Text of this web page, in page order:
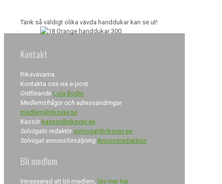
Tänk så väldigt olika vävda handdukar kan se ut!
Kontakt
Riksvävarna
Kontakta oss via e-post
Ordförande Lola Bodin
Medlemsfrågor och adressändringar
medlem@riksvav.se
Kassör kassor@riksvav.se
Solvögats redaktör solvogat@riksvav.se
Solvögat annonsförsäljning Annonsredaktion
Bli medlem
Intresserad att bli medlem, läs mer här